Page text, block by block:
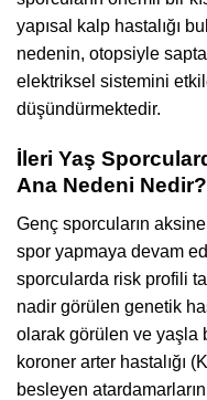
yapısal kalp hastalığı
nedenin, otopsiyle
elektriksel sistemini
düşündürmektedir.
İleri Yaş
Ana Nedeni Nedir?
Genç sporcuların
spor yapmaya devam
sporcularda risk profili
nadir görülen genetik
olarak görülen ve yaşla
koroner arter hastalığı
besleyen